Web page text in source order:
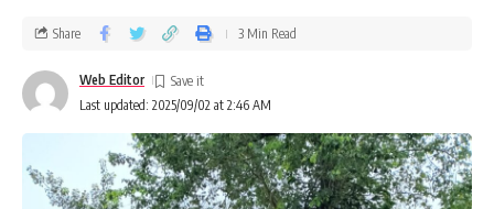
Last updated: 2025/09/02 at 2:46 AM
Web Editor
Share 3 Min Read